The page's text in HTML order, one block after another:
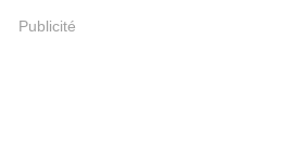
Publicité